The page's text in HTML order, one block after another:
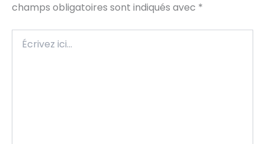
champs obligatoires sont indiqués avec *
ici…